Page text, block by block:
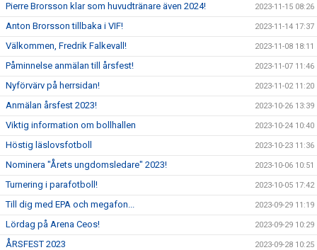
Pierre Brorsson klar som huvudtränare även 2024! 2023-11-15 08:26
Anton Brorsson tillbaka i VIF! 2023-11-14 17:37
Välkommen, Fredrik Falkevall! 2023-11-08 18:11
Påminnelse anmälan till årsfest! 2023-11-07 11:46
Nyförvärv på herrsidan! 2023-11-02 11:20
Anmälan årsfest 2023! 2023-10-26 13:39
Viktig information om bollhallen 2023-10-24 10:40
Höstig läslovsfotboll 2023-10-23 11:36
Nominera "Årets ungdomsledare" 2023! 2023-10-06 10:51
Turnering i parafotboll! 2023-10-05 17:42
Till dig med EPA och megafon... 2023-09-29 11:19
Lördag på Arena Ceos! 2023-09-29 10:29
ÅRSFEST 2023 2023-09-28 10:25